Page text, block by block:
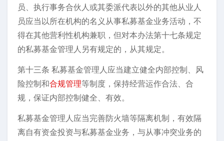
员、执行事务合伙人或其委派代表以外的其他从业人
员应当以所在机构的名义从事私募基金业务活动，不
得在其他营利性机构兼职，但对本办法第十七条规定
的私募基金管理人另有规定的，从其规定。
第十三条 私募基金管理人应当建立健全内部控制、风
险控制和合规管理等制度，保持经营运作合法、合
规，保证内部控制健全、有效。
私募基金管理人应当完善防火墙等隔离机制，有效隔
离自有资金投资与私募基金业务，与从事冲突业务的